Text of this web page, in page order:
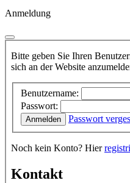
Anmeldung